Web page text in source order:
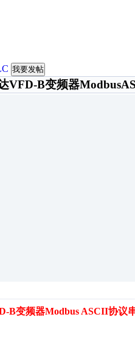
我要发帖
VFD-B变频器
B变频器Modbus ASCII协议